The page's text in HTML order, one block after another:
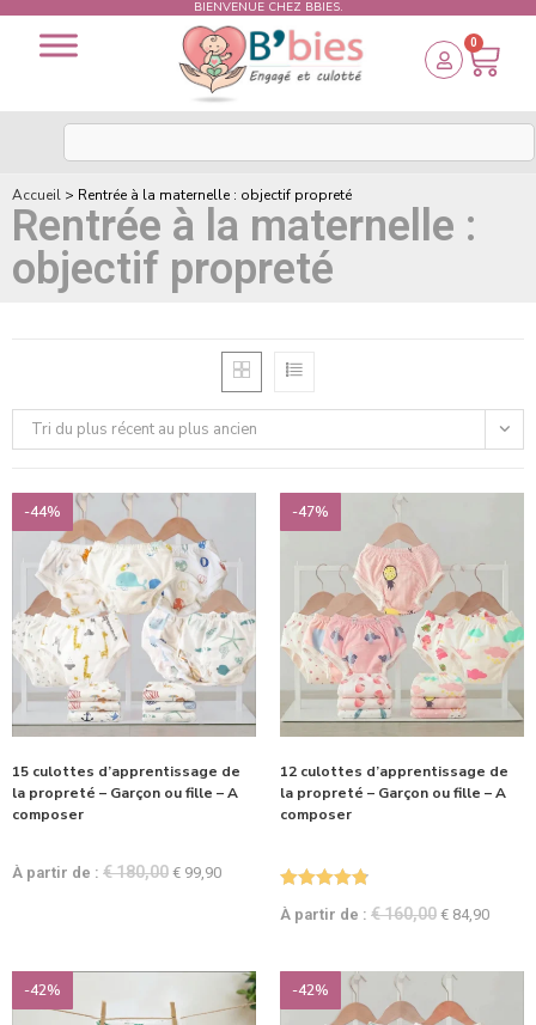
BIENVENUE CHEZ BBIES.
0
Accueil > Rentrée à la maternelle : objectif propreté
Rentrée à la maternelle :
objectif propreté
Tri du plus récent au plus ancien
-44%
15 culottes d’apprentissage de
la propreté – Garçon ou fille – A
composer
À partir de : €180,00 € 99,90
-47%
12 culottes d’apprentissage de
la propreté – Garçon ou fille – A
composer
sur 5
À partir de : €160,00 € 84,90
-42% -42%